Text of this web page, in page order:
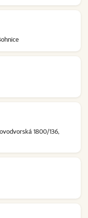
1800/136,